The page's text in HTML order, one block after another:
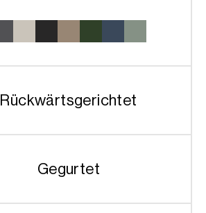
Rückwärtsgerichtet
Gegurtet